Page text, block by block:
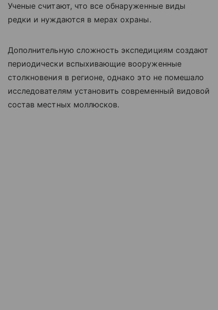
Ученые считают, что все обнаруженные виды
редки и нуждаются в мерах охраны.
Дополнительную сложность экспедициям создают
периодически вспыхивающие вооруженные
столкновения в регионе, однако это не помешало
исследователям установить современный видовой
состав местных моллюсков.